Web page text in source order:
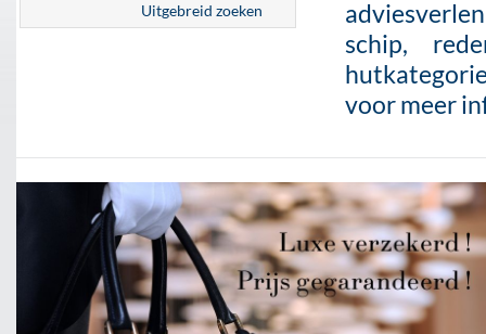
Uitgebreid zoeken
schip,
voor meer